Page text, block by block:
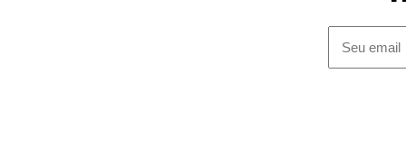
deliberação